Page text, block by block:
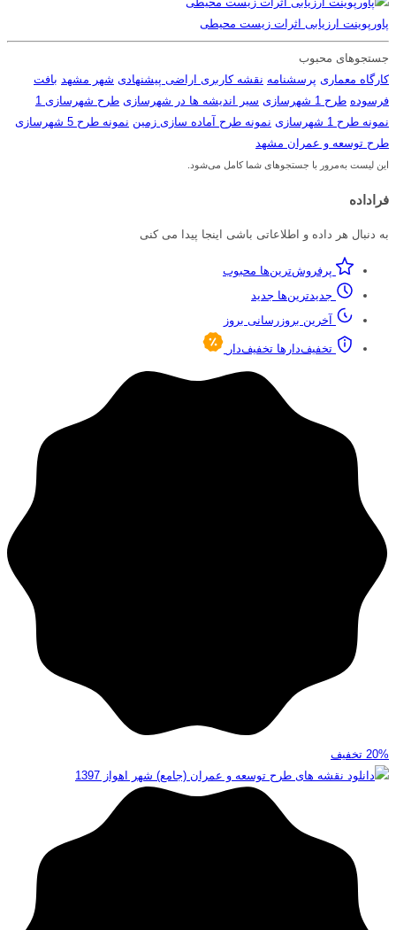
پاورپوینت ارزیابی اثرات زیست محیطی
جستجوهای محبوب
کارگاه معماری پرسشنامه نقشه کاربری اراضی پیشنهادی شهر مشهد بافت
فرسوده طرح 1 شهرسازی سیر اندیشه ها در شهرسازی طرح شهرسازی 1
نمونه طرح 1 شهرسازی
نمونه طرح آماده سازی زمین نمونه طرح 5 شهرسازی
طرح توسعه و عمران مشهد
این لیست به‌مرور با جستجوهای شما کامل می‌شود.
فراداده
به دنبال هر داده و اطلاعاتی باشی اینجا پیدا می کنی
پرفروش‌ترین‌ها محبوب
جدیدترین‌ها جدید
آخرین بروزرسانی بروز
تخفیف‌دارها تخفیف‌دار
20% تخفیف